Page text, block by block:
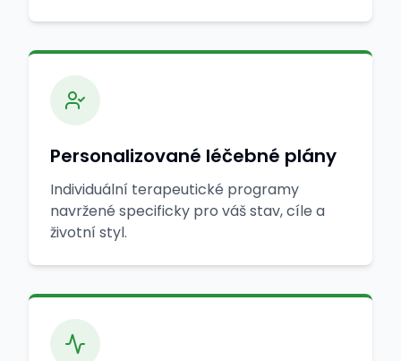
Personalizované léčebné plány
Individuální terapeutické programy
navržené specificky pro váš stav, cíle a
životní styl.